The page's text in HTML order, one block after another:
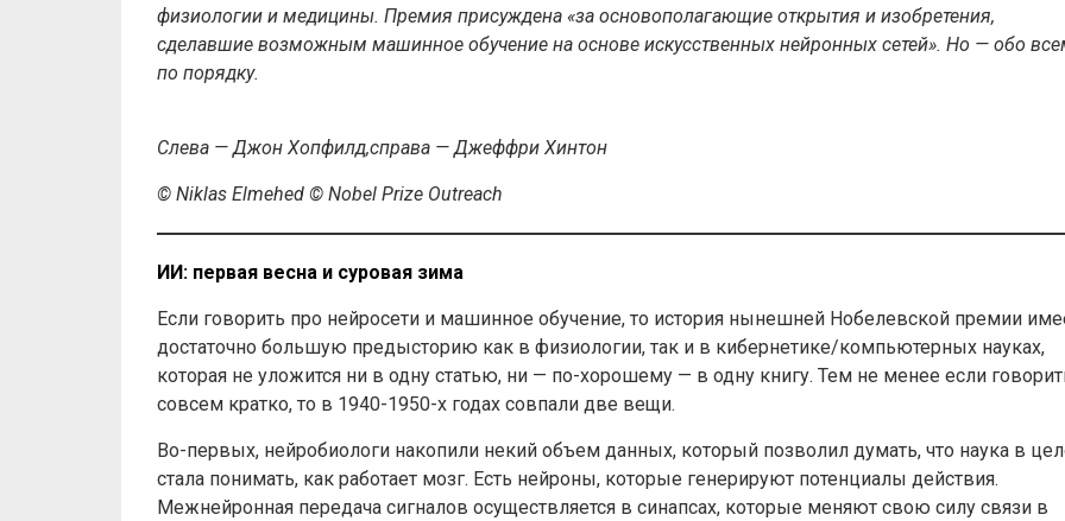
физиологии и медицины. Премия присуждена «за основополагающие открытия и изобретения,
сделавшие возможным машинное обучение на основе искусственных нейронных сетей». Но — обо
по порядку.
Слева — Джон Хопфилд,справа — Джеффри Хинтон
© Niklas Elmehed © Nobel Prize Outreach
ИИ: первая весна и суровая зима
Если говорить про нейросети и машинное обучение, то история нынешней Нобелевской премии
достаточно большую предысторию как в физиологии, так и в кибернетике/компьютерных науках,
которая не уложится ни в одну статью, ни — по-хорошему — в одну книгу. Тем не менее если
совсем кратко, то в 1940-1950-х годах совпали две вещи.
Во-первых, нейробиологи накопили некий объем данных, который позволил думать, что наука в
стала понимать, как работает мозг. Есть нейроны, которые генерируют потенциалы действия.
Межнейронная передача сигналов осуществляется в синапсах, которые меняют свою силу связи в